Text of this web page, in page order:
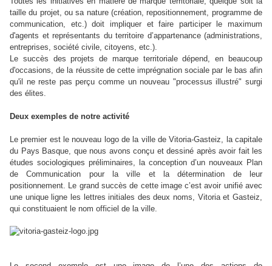
taille du projet, ou sa nature (création, repositionnement, programme de
communication, etc.) doit impliquer et faire participer le maximum
d'agents et représentants du territoire d’appartenance (administrations,
entreprises, société civile, citoyens, etc.).
Le succès des projets de marque territoriale dépend, en beaucoup
d'occasions, de la réussite de cette imprégnation sociale par le bas afin
qu'il ne reste pas perçu comme un nouveau "processus illustré" surgi
des élites.
Deux exemples de notre activité
Le premier est le nouveau logo de la ville de Vitoria-Gasteiz, la capitale
du Pays Basque, que nous avons conçu et dessiné après avoir fait les
études sociologiques préliminaires, la conception d’un nouveaux Plan
de Communication pour la ville et la détermination de leur
positionnement. Le grand succès de cette image c’est avoir unifié avec
une unique ligne les lettres initiales des deux noms, Vitoria et Gasteiz,
qui constituaient le nom officiel de la ville.